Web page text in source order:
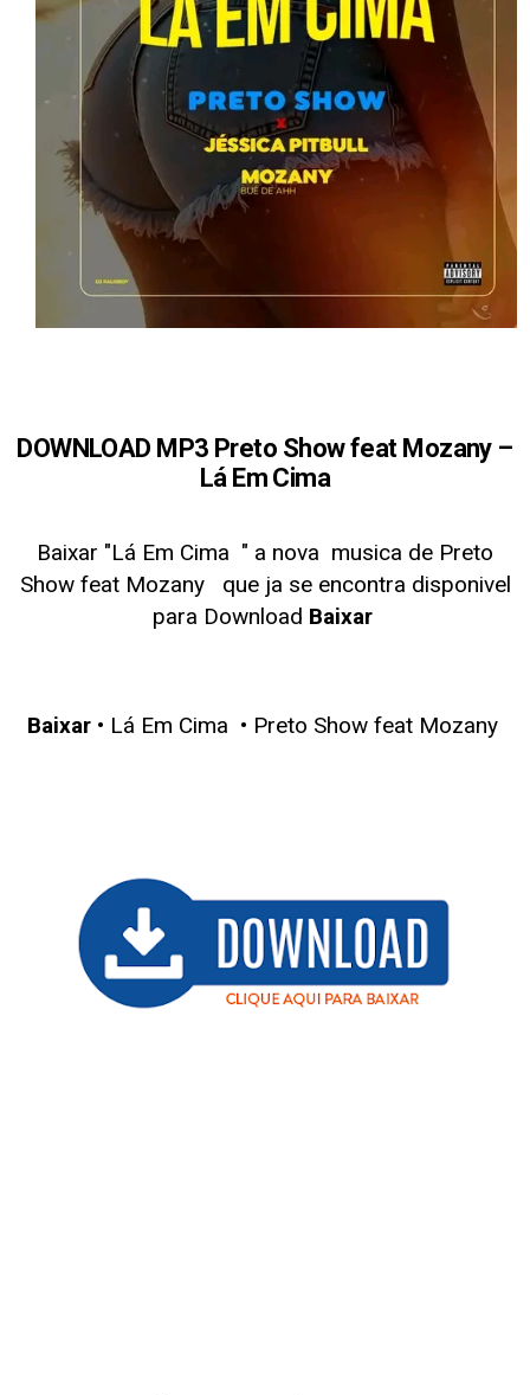
DOWNLOAD MP3 Preto Show feat Mozany –
Lá Em Cima
Baixar "Lá Em Cima " a nova musica de Preto
Show feat Mozany
que ja se encontra disponivel
para Download Baixar
Baixar• Lá Em Cima • Preto Show feat Mozany